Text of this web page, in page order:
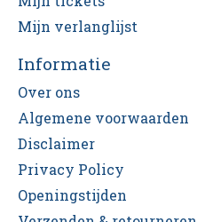
Mijn verlanglijst
Informatie
Over ons
Algemene voorwaarden
Disclaimer
Privacy Policy
Openingstijden